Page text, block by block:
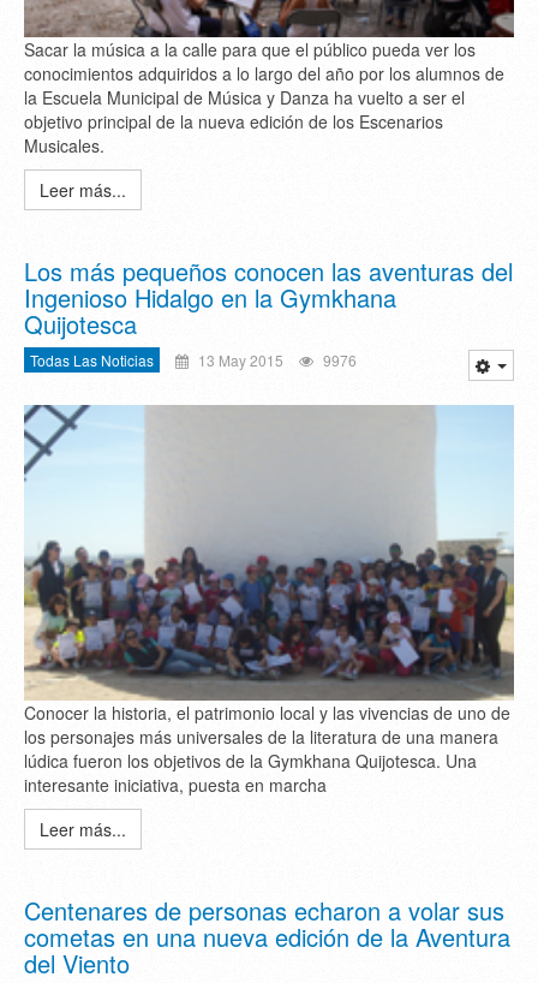
Sacar la música a la calle para que el público pueda ver los
conocimientos adquiridos a lo largo del año por los alumnos de
la Escuela Municipal de Música y Danza ha vuelto a ser el
objetivo principal de la nueva edición de los Escenarios
Musicales.
Leer más...
Los más pequeños conocen las aventuras del
Ingenioso Hidalgo en la Gymkhana
Quijotesca
Todas Las Noticias 13 May 2015 9976
Conocer la historia, el patrimonio local y las vivencias de uno de
los personajes más universales de la literatura de una manera
lúdica fueron los objetivos de la Gymkhana Quijotesca. Una
interesante iniciativa, puesta en marcha
Leer más...
Centenares de personas echaron a volar sus
cometas en una nueva edición de la Aventura
del Viento